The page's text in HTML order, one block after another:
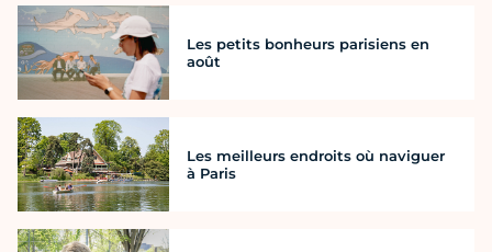
Les petits bonheurs parisiens en
août
Les meilleurs endroits où naviguer
à Paris